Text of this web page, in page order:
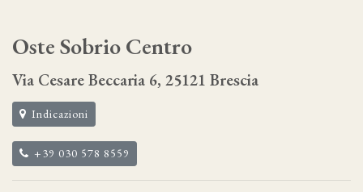
Oste Sobrio Centro
Via Cesare Beccaria 6, 25121 Brescia
Indicazioni
+39 030 578 8559